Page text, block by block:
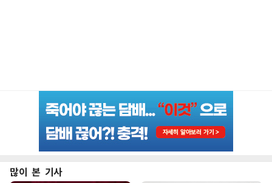
많이 본 기사